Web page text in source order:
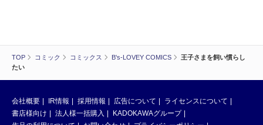
TOP コミック コミックス B's-LOVEY COMICS
王子さまを飼い慣らし
たい
会社概要 IR情報 採用情報 広告について
ライセンスについて
書店様向け
法人様一括購入
KADOKAWAグループ